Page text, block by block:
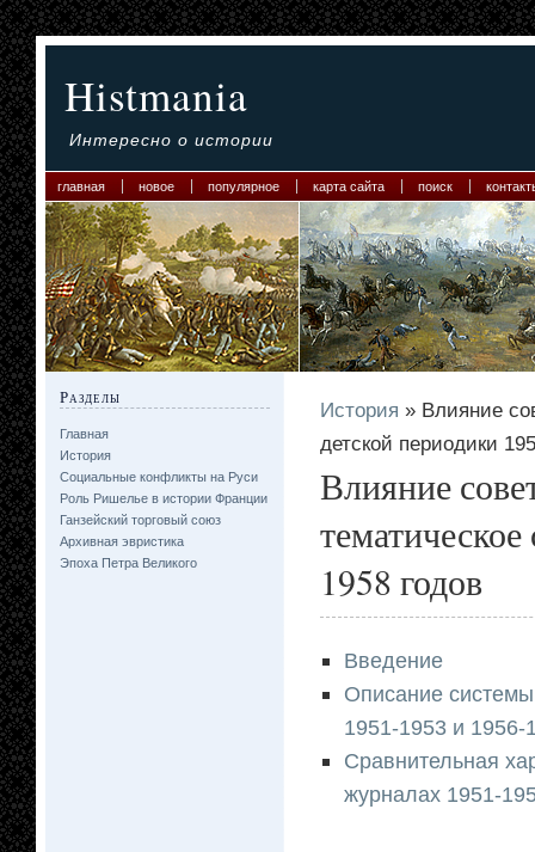
Histmania
Интересно о истории
главная новое популярное карта сайта поиск
Разделы
Главная
История
Социальные конфликты на Руси
Роль Ришелье в истории Франции
Ганзейский торговый союз
Архивная эвристика
Эпоха Петра Великого
История » Влияние
детской периодики
Влияние
1958 годов
Введение
Описание
1951-1953 и 1956-
Сравнительная
журналах 1951-